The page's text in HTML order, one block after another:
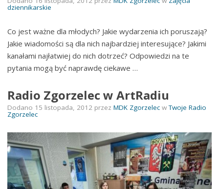
dziennikarskie
Co jest ważne dla młodych? Jakie wydarzenia ich poruszają?
Jakie wiadomości są dla nich najbardziej interesujące? Jakimi
kanałami najłatwiej do nich dotrzeć? Odpowiedzi na te
pytania mogą być naprawdę ciekawe …
Radio Zgorzelec w ArtRadiu
Dodano 15 listopada, 2012 przez MDK Zgorzelec wTwoje Radio
Zgorzelec